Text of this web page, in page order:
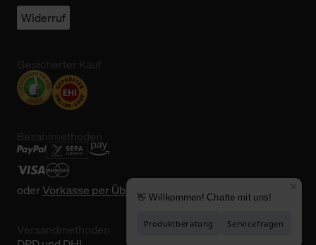
Widerruf
oderVorkasse per Überweisung